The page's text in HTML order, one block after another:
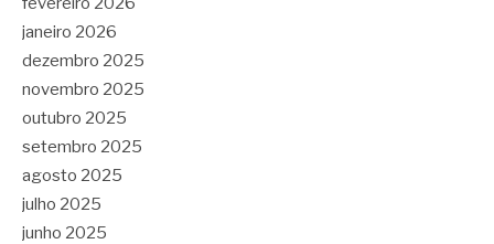
janeiro 2026
dezembro 2025
novembro 2025
outubro 2025
setembro 2025
agosto 2025
julho 2025
junho 2025